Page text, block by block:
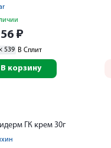
₽
539 В Сплит
В корзину
ГК крем 30г